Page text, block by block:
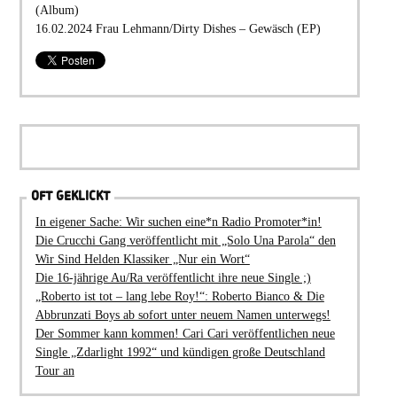
(Album)
16.02.2024 Frau Lehmann/Dirty Dishes – Gewäsch (EP)
OFT GEKLICKT
In eigener Sache: Wir suchen eine*n Radio Promoter*in!
Die Crucchi Gang veröffentlicht mit „Solo Una Parola“ den
Wir Sind Helden Klassiker „Nur ein Wort“
Die 16-jährige Au/Ra veröffentlicht ihre neue Single ;)
„Roberto ist tot – lang lebe Roy!“: Roberto Bianco & Die
Abbrunzati Boys ab sofort unter neuem Namen unterwegs!
Der Sommer kann kommen! Cari Cari veröffentlichen neue
Single „Zdarlight 1992“ und kündigen große Deutschland
Tour an